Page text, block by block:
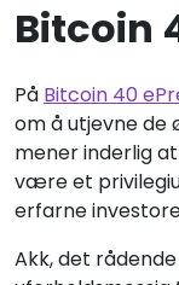
Bitcoin
På Bitcoin 40
om å utjevne de
mener inderlig
være et
erfarne
Akk, det